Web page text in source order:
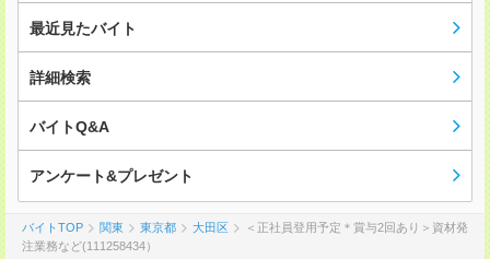
最近見たバイト
詳細検索
バイトQ&A
アンケート&プレゼント
バイトTOP 関東 東京都 大田区
＜正社員登用予定＊賞与2回あり＞資材発
注業務など(111258434）